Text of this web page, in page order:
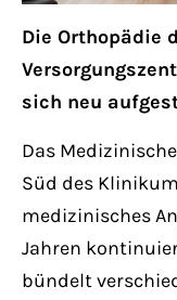
Have any
+44 1234
Drop us a
About us
Lorem ipsum
adipiscing
Die Orthopädie
sich neu
Das
Süd des
medizinisches
Jahren
bündelt